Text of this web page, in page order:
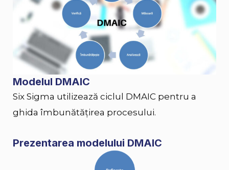
Modelul DMAIC
Six Sigma utilizează ciclul DMAIC pentru a
ghida îmbunătățirea procesului.
Prezentarea modelului DMAIC